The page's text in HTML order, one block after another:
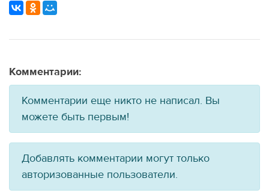
Комментарии:
Комментарии еще никто не написал. Вы
можете быть первым!
Добавлять комментарии могут только
авторизованные пользователи.